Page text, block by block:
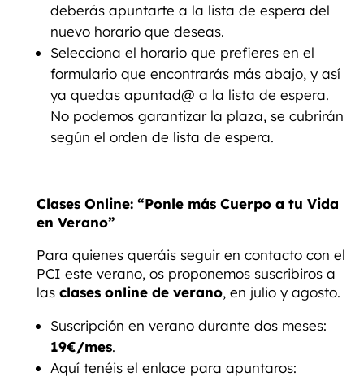
deberás apuntarte a la lista de espera del
nuevo horario que deseas.
Selecciona el horario que prefieres en el
formulario que encontrarás más abajo, y así
ya quedas apuntad@ a la lista de espera.
No podemos garantizar la plaza, se cubrirán
según el orden de lista de espera.
Clases Online: “Ponle más Cuerpo a tu Vida
en Verano”
Para quienes queráis seguir en contacto con el
PCI este verano, os proponemos suscribiros a
las clases online de verano, en julio y agosto.
Suscripción en verano durante dos meses:
19€/mes.
Aquí tenéis el enlace para apuntaros: